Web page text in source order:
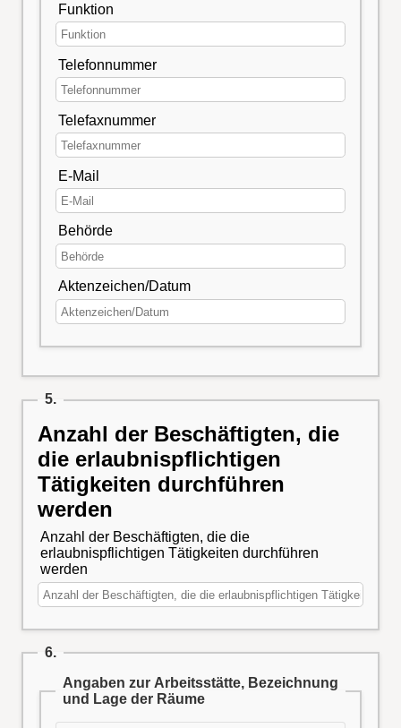
Funktion
Telefonnummer
Telefaxnummer
E-Mail
Behörde
Aktenzeichen/Datum
5.
Anzahl der Beschäftigten, die
die erlaubnispflichtigen
Tätigkeiten durchführen
werden
Anzahl der Beschäftigten, die die
erlaubnispflichtigen Tätigkeiten durchführen
werden
6.
Angaben zur Arbeitsstätte, Bezeichnung
und Lage der Räume